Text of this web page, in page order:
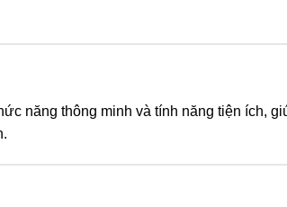
năng thông minh và tính năng tiện ích,